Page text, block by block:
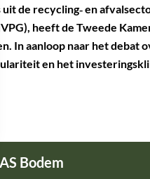
uit de recycling‑ en
heeft de Tweede
In aanloop naar het debat
en het
Bodem